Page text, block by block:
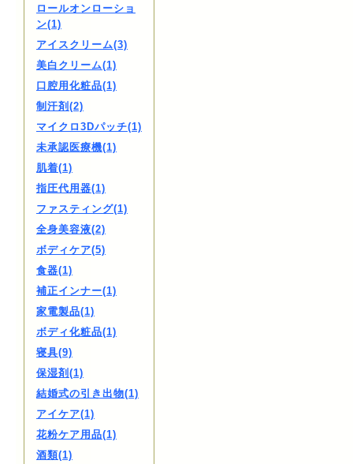
ロールオンローショ
ン(1)
アイスクリーム(3)
美白クリーム(1)
口腔用化粧品(1)
制汗剤(2)
マイクロ3Dパッチ(1)
未承認医療機(1)
肌着(1)
指圧代用器(1)
ファスティング(1)
全身美容液(2)
ボディケア(5)
食器(1)
補正インナー(1)
家電製品(1)
ボディ化粧品(1)
寝具(9)
保湿剤(1)
結婚式の引き出物(1)
アイケア(1)
花粉ケア用品(1)
酒類(1)